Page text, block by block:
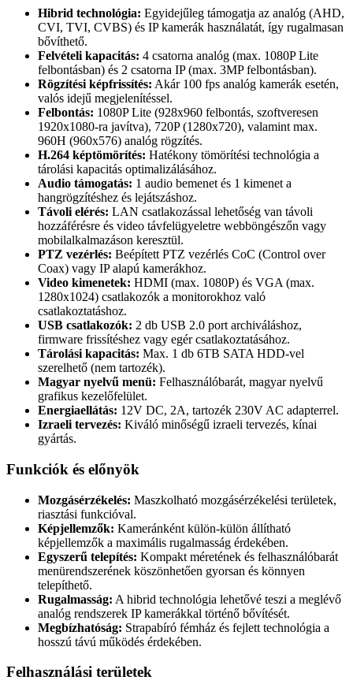
Hibrid technológia: Egyidejűleg támogatja az analóg (AHD,
CVI, TVI, CVBS) és IP kamerák használatát, így rugalmasan
bővíthető.
Felvételi kapacitás: 4 csatorna analóg (max. 1080P Lite
felbontásban) és 2 csatorna IP (max. 3MP felbontásban).
Rögzítési képfrissítés: Akár 100 fps analóg kamerák esetén,
valós idejű megjelenítéssel.
Felbontás: 1080P Lite (928x960 felbontás, szoftveresen
1920x1080-ra javítva), 720P (1280x720), valamint max.
960H (960x576) analóg rögzítés.
H.264 képtömörítés: Hatékony tömörítési technológia a
tárolási kapacitás optimalizálásához.
Audio támogatás: 1 audio bemenet és 1 kimenet a
hangrögzítéshez és lejátszáshoz.
Távoli elérés: LAN csatlakozással lehetőség van távoli
hozzáférésre és video távfelügyeletre webböngészőn vagy
mobilalkalmazáson keresztül.
PTZ vezérlés: Beépített PTZ vezérlés CoC (Control over
Coax) vagy IP alapú kamerákhoz.
Video kimenetek: HDMI (max. 1080P) és VGA (max.
1280x1024) csatlakozók a monitorokhoz való
csatlakoztatáshoz.
USB csatlakozók: 2 db USB 2.0 port archiváláshoz,
firmware frissítéshez vagy egér csatlakoztatásához.
Tárolási kapacitás: Max. 1 db 6TB SATA HDD-vel
szerelhető (nem tartozék).
Magyar nyelvű menü: Felhasználóbarát, magyar nyelvű
grafikus kezelőfelület.
Energiaellátás: 12V DC, 2A, tartozék 230V AC adapterrel.
Izraeli tervezés: Kiváló minőségű izraeli tervezés, kínai
gyártás.
Funkciók és előnyök
Mozgásérzékelés: Maszkolható mozgásérzékelési területek,
riasztási funkcióval.
Képjellemzők: Kameránként külön-külön állítható
képjellemzők a maximális rugalmasság érdekében.
Egyszerű telepítés: Kompakt méretének és felhasználóbarát
menürendszerének köszönhetően gyorsan és könnyen
telepíthető.
Rugalmasság: A hibrid technológia lehetővé teszi a meglévő
analóg rendszerek IP kamerákkal történő bővítését.
Megbízhatóság: Strapabíró fémház és fejlett technológia a
hosszú távú működés érdekében.
Felhasználási területek